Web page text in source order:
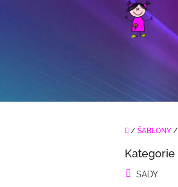
Domů
/ ŠABLONY /
Přeskočit
Kategorie
SADY